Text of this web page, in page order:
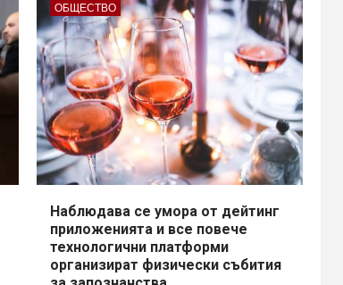
ОБЩЕСТВО
Наблюдава се умора от дейтинг
приложенията и все повече
технологични платформи
организират физически събития